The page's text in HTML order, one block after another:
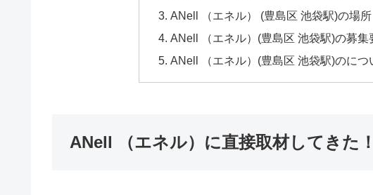
ANell （エネル） (豊島区 池袋駅)の場所
ANell （エネル）(豊島区 池袋駅)の募集
ANell （エネル）(豊島区 池袋駅)のにつ
ANell （エネル）に直接取材してきた